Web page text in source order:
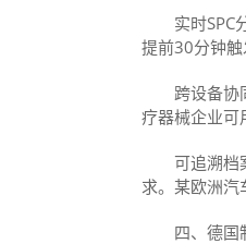
实时SPC分
提前30分钟
跨设备协同
疗器械企业可
可追溯档案
求。某欧洲
四、德国制